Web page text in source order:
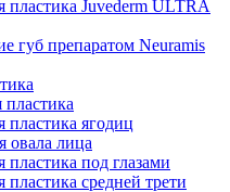
пластика Juvederm ULTRA
губ препаратом Neuramis
пластика ягодиц
овала лица
пластика под глазами
пластика средней трети